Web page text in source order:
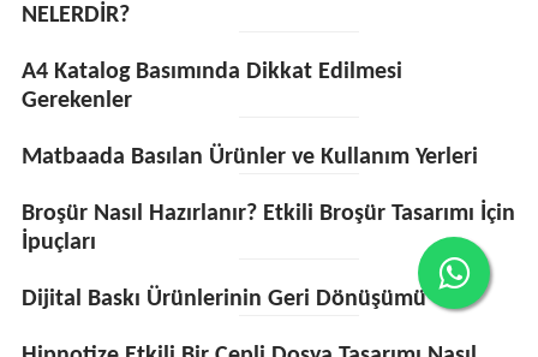
NELERDİR?
A4 Katalog Basımında Dikkat Edilmesi
Gerekenler
Matbaada Basılan Ürünler ve Kullanım Yerleri
Broşür Nasıl Hazırlanır? Etkili Broşür Tasarımı İçin
İpuçları
Dijital Baskı Ürünlerinin Geri Dönüşümü